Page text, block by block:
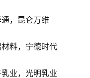
，昆仑万维
料，宁德时代
业，光明乳业